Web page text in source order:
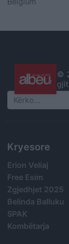
©
Search
Kryesore
Erion Veliaj
Free Esim
Zgjedhjet 2025
Belinda Balluku
SPAK
Kombëtarja